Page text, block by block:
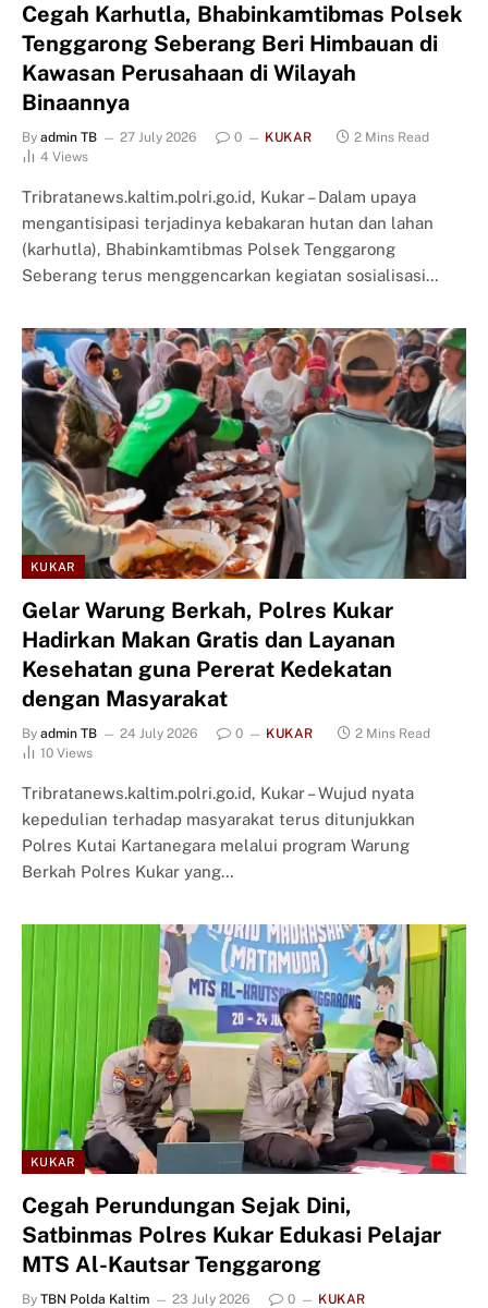
Cegah Karhutla, Bhabinkamtibmas Polsek
Tenggarong Seberang Beri Himbauan di
Kawasan Perusahaan di Wilayah
Binaannya
By admin TB 27 July 2026 0 KUKAR
2 Mins Read
4 Views
Tribratanews.kaltim.polri.go.id, Kukar – Dalam upaya
mengantisipasi terjadinya kebakaran hutan dan lahan
(karhutla), Bhabinkamtibmas Polsek Tenggarong
Seberang terus menggencarkan kegiatan sosialisasi…
KUKAR
Gelar Warung Berkah, Polres Kukar
Hadirkan Makan Gratis dan Layanan
Kesehatan guna Pererat Kedekatan
dengan Masyarakat
By admin TB 24 July 2026 0 KUKAR
2 Mins Read
10 Views
Tribratanews.kaltim.polri.go.id, Kukar – Wujud nyata
kepedulian terhadap masyarakat terus ditunjukkan
Polres Kutai Kartanegara melalui program Warung
Berkah Polres Kukar yang…
KUKAR
Cegah Perundungan Sejak Dini,
Satbinmas Polres Kukar Edukasi Pelajar
MTS Al-Kautsar Tenggarong
By TBN Polda Kaltim 23 July 2026 0
KUKAR